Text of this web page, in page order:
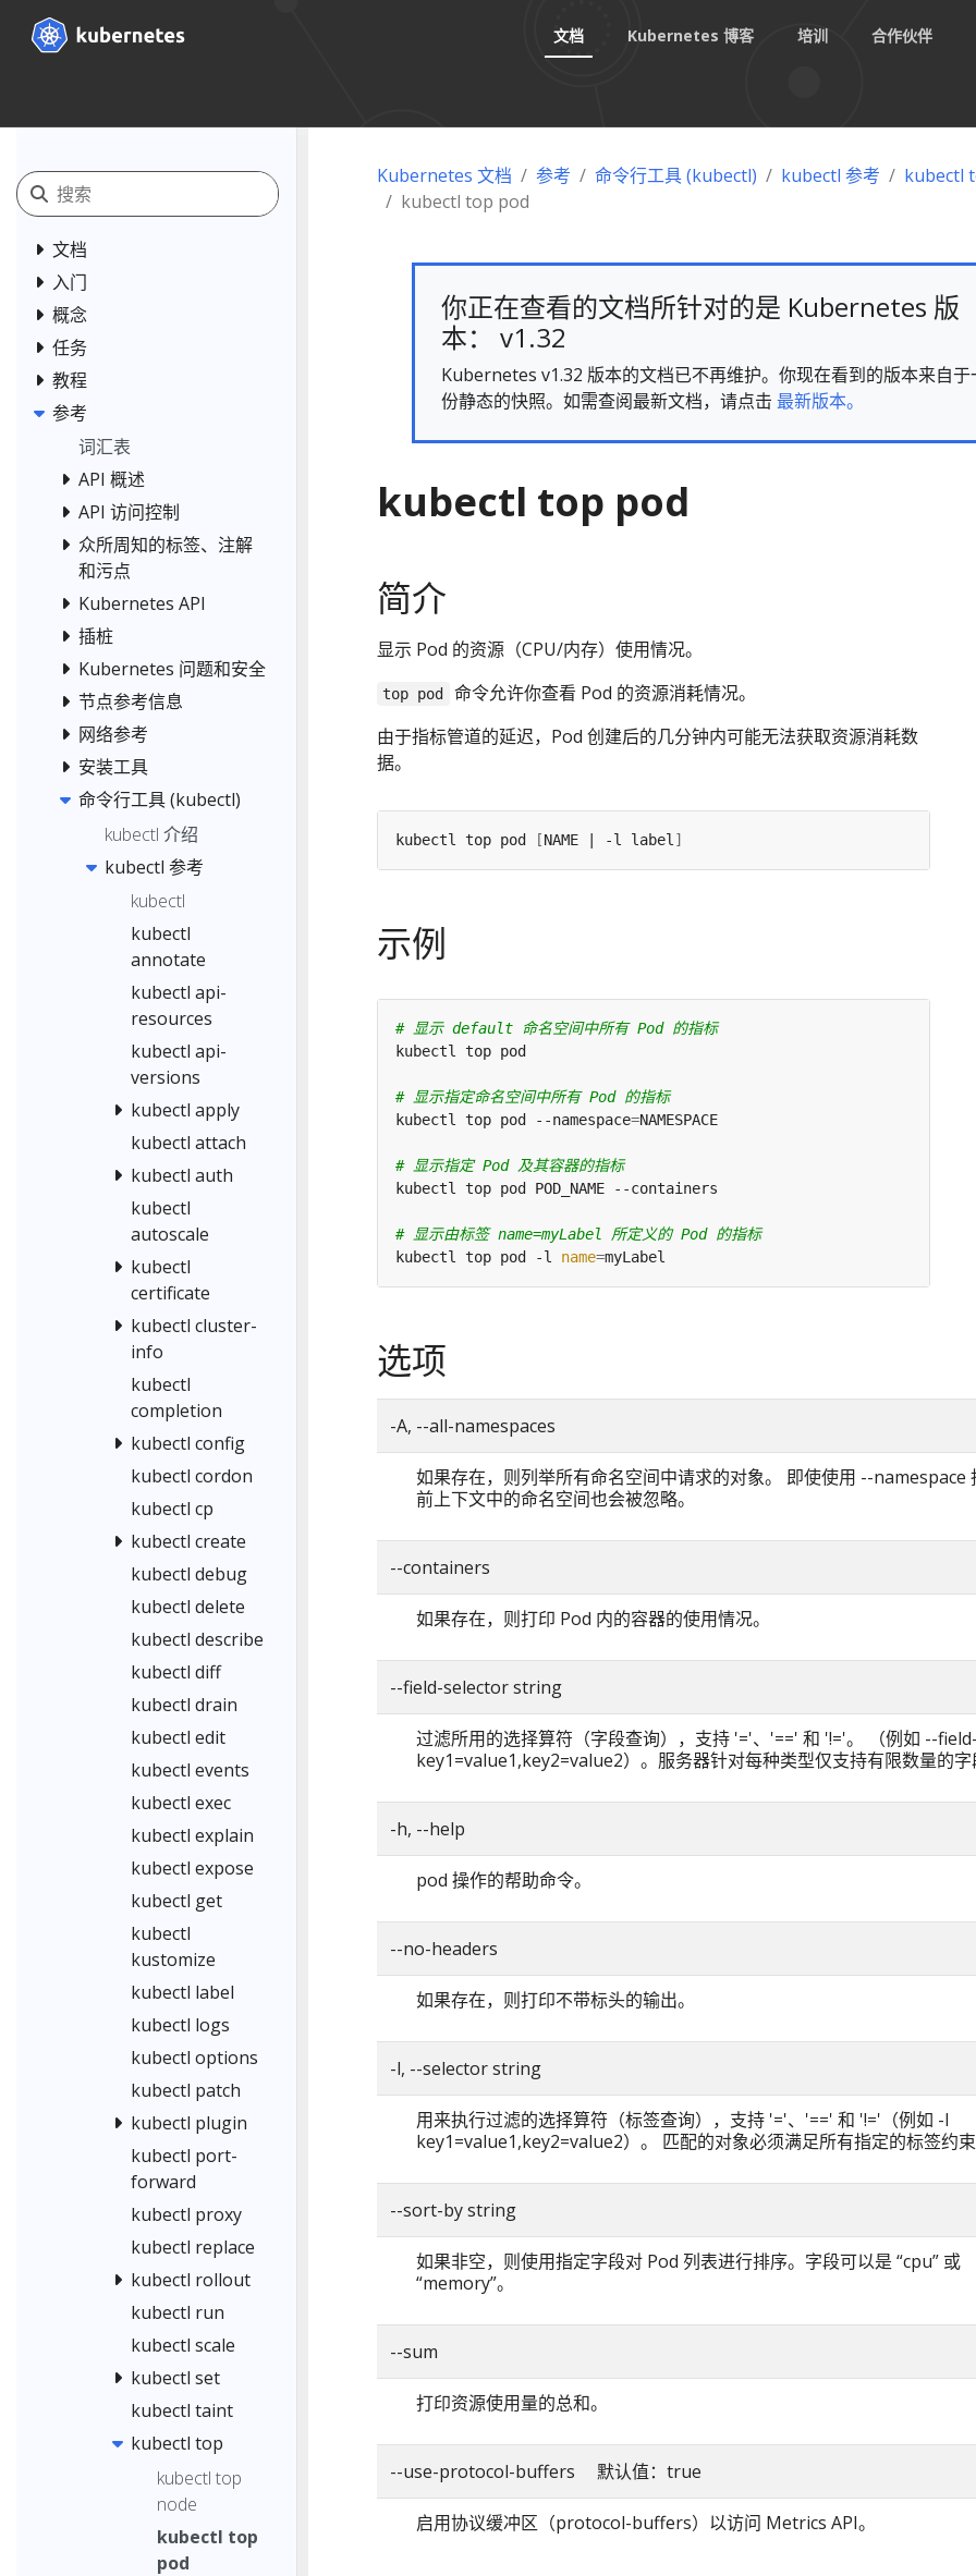
文档 Kubernetes 博客 培训 合作伙伴
文档
入门
概念
任务
教程
参考
词汇表
API 概述
API 访问控制
众所周知的标签、注解
和污点
Kubernetes API
插桩
Kubernetes 问题和安全
节点参考信息
网络参考
安装工具
命令行工具 (kubectl)
kubectl 介绍
kubectl 参考
kubectl
kubectl
annotate
kubectl api-
resources
kubectl api-
versions
kubectl apply
kubectl attach
kubectl auth
kubectl
autoscale
kubectl
certificate
kubectl cluster-
info
kubectl
completion
kubectl config
kubectl cordon
kubectl cp
kubectl create
kubectl debug
kubectl delete
kubectl describe
kubectl diff
kubectl drain
kubectl edit
kubectl events
kubectl exec
kubectl explain
kubectl expose
kubectl get
kubectl
kustomize
kubectl label
kubectl logs
kubectl options
kubectl patch
kubectl plugin
kubectl port-
forward
kubectl proxy
kubectl replace
kubectl rollout
kubectl run
kubectl scale
kubectl set
kubectl taint
kubectl top
kubectl top
node
kubectl top
pod
Kubernetes 文档 参考 命令行工具 (kubectl) kubectl 参考
kubectl
kubectl top pod
你正在查看的文档所针对的是 Kubernetes 版
本： v1.32
Kubernetes v1.32 版本的文档已不再维护。你现在看到的版本来自于
份静态的快照。如需查阅最新文档，请点击 最新版本。
kubectl top pod
简介
显示 Pod 的资源（CPU/内存）使用情况。
top pod
命令允许你查看 Pod 的资源消耗情况。
由于指标管道的延迟，Pod 创建后的几分钟内可能无法获取资源消耗数
据。
kubectl top pod [NAME | -l label ]
示例
# 显示 default 命名空间中所有 Pod 的指标
# 显示指定命名空间中所有 Pod 的指标
kubectl top pod --namespace= NAMESPACE
# 显示指定 Pod 及其容器的指标
# 显示由标签 name=myLabel 所定义的 Pod 的指标
kubectl top pod -l name=
选项
-A, --all-namespaces
如果存在，则列举所有命名空间中请求的对象。 即使使用 --namespace
前上下文中的命名空间也会被忽略。
--containers
如果存在，则打印 Pod 内的容器的使用情况。
--field-selector string
过滤所用的选择算符（字段查询），支持 '='、'==' 和 '!='。 （例如 --
key1=value1,key2=value2）。服务器针对每种类型仅支持有限数量的
-h, --help
pod 操作的帮助命令。
--no-headers
如果存在，则打印不带标头的输出。
-l, --selector string
用来执行过滤的选择算符（标签查询），支持 '='、'==' 和 '!='（例如 -l
key1=value1,key2=value2）。 匹配的对象必须满足所有指定的标签约
--sort-by string
如果非空，则使用指定字段对 Pod 列表进行排序。字段可以是 “cpu” 或
“memory”。
--sum
打印资源使用量的总和。
--use-protocol-buffers 默认值：true
启用协议缓冲区（protocol-buffers）以访问 Metrics API。